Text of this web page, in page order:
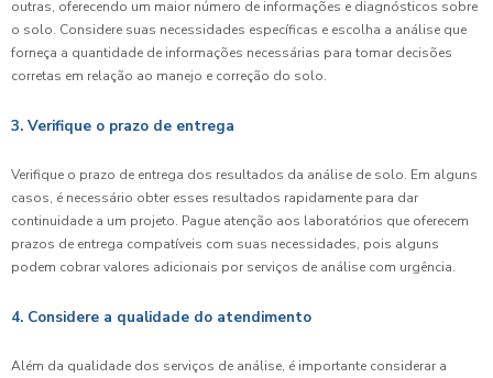
outras, oferecendo um maior número de informações e diagnósticos sobre
o solo. Considere suas necessidades específicas e escolha a análise que
forneça a quantidade de informações necessárias para tomar decisões
corretas em relação ao manejo e correção do solo.
3. Verifique o prazo de entrega
Verifique o prazo de entrega dos resultados da análise de solo. Em alguns
casos, é necessário obter esses resultados rapidamente para dar
continuidade a um projeto. Pague atenção aos laboratórios que oferecem
prazos de entrega compatíveis com suas necessidades, pois alguns
podem cobrar valores adicionais por serviços de análise com urgência.
4. Considere a qualidade do atendimento
Além da qualidade dos serviços de análise, é importante considerar a